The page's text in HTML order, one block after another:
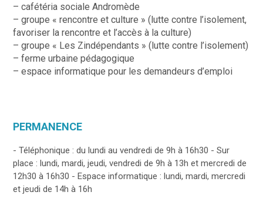
– cafétéria sociale Andromède
– groupe « rencontre et culture » (lutte contre l’isolement,
favoriser la rencontre et l’accès à la culture)
– groupe « Les Zindépendants » (lutte contre l’isolement)
– ferme urbaine pédagogique
– espace informatique pour les demandeurs d’emploi
PERMANENCE
- Téléphonique : du lundi au vendredi de 9h à 16h30 - Sur
place : lundi, mardi, jeudi, vendredi de 9h à 13h et mercredi de
12h30 à 16h30 - Espace informatique : lundi, mardi, mercredi
et jeudi de 14h à 16h